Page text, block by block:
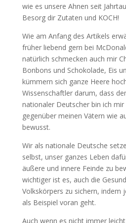
wie es unsere Ahnen seit
Besorg dir Zutaten und KOCH!
Wie am Anfang des Artikels
früher liebend gern bei
natürlich schmecken auch mir
Bonbons und Schokolade, Eis
kümmern sich ganze Heere
Wissenschaftler darum, dass
nationaler Deutscher bin ich
gegenüber meinen Vätern wie
bewusst.
Wir als nationale Deutsche
selbst, unser ganzes Leben
äußere und innere Feinde zu
wichtiger ist es, auch die
Volkskörpers zu sichern, indem
als Beispiel voran geht.
Auch wenn es nicht immer